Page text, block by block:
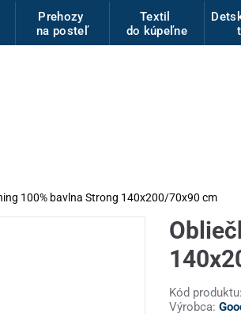
Prehozy
na posteľ
Textil
do kúpeľne
100% bavlna Strong 140x200/70x90 cm
Kód produktu:
Výrobca: